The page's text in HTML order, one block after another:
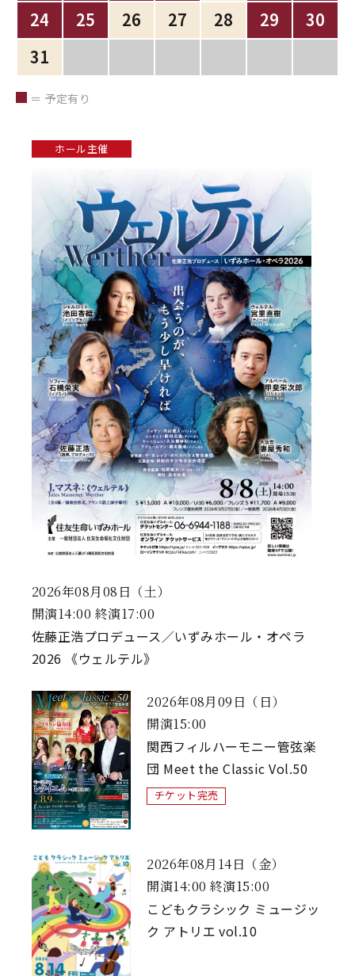
24 25 26 27 28 29
30
31
＝ 予定有り
ホール主催
2026年08月08日（土）
開演14:00 終演17:00
佐藤正浩プロデュース／いずみホール・オペラ
2026 《ウェルテル》
2026年08月09日（日）
開演15:00
関西フィルハーモニー管弦楽
団 Meet the Classic Vol.50
チケット完売
2026年08月14日（金）
開演14:00 終演15:00
こどもクラシック ミュージッ
ク アトリエ vol.10